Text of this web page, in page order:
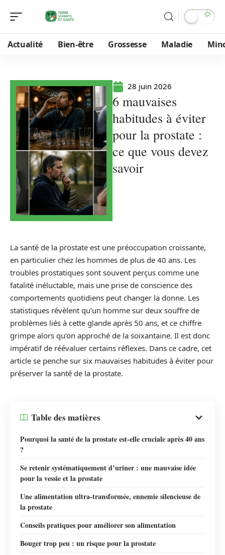
Actualité Bien-être Grossesse Maladie
28 juin 2026
6 mauvaises
habitudes à éviter
pour la prostate :
ce que vous devez
savoir
La santé de la prostate est une préoccupation croissante,
en particulier chez les hommes de plus de 40 ans. Les
troubles prostatiques sont souvent perçus comme une
fatalité inéluctable, mais une prise de conscience des
comportements quotidiens peut changer la donne. Les
statistiques révèlent qu’un homme sur deux souffre de
problèmes liés à cette glande après 50 ans, et ce chiffre
grimpe alors qu’on approché de la soixantaine. Il est donc
impératif de réévaluer certains réflexes. Dans ce cadre, cet
article se penche sur six mauvaises habitudes à éviter pour
préserver la santé de la prostate.
Table des matières
Pourquoi la santé de la prostate est-elle cruciale après 40 ans
?
Se retenir systématiquement d’uriner : une mauvaise idée
pour la vessie et la prostate
Une alimentation ultra-transformée, ennemie silencieuse de
la prostate
Conseils pratiques pour améliorer son alimentation
Bouger trop peu : un risque pour la prostate